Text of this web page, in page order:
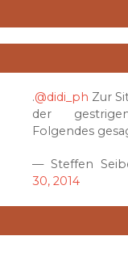
.@didi_ph Zur
der gestrigen
Folgendes
— Steffen
30, 2014